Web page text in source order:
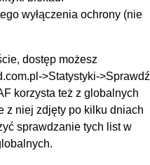
wyłączenia ochrony (nie
dostęp możesz
>Statystyki->Sprawdź
korzysta też z globalnych
z niej zdjęty po kilku dniach
sprawdzanie tych list w